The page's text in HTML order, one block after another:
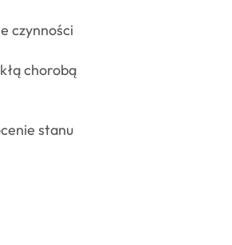
czynności
chorobą
stanu